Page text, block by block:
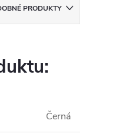
PRODUKTY
Černá